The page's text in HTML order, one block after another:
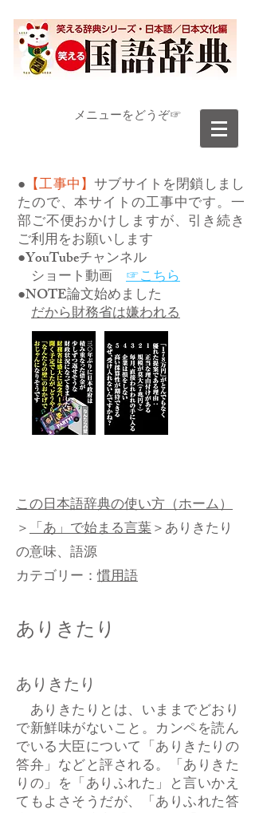
​メニューをどうぞ☞
● 【工事中】サブサイトを閉鎖しまし
たので、本サイトの工事中です。一
部ご不便おかけしますが、引き続き
ご利用をお願いします
●YouTubeチャンネル
ショート動画 ☞こちら
●NOTE論文始めました
だから財務省は嫌われる
この日本語辞典の使い方（ホーム）
＞「あ」で始まる言葉＞ありきたり
の意味、語源
カテゴリー：慣用語
ありきたり
ありきたり
ありきたりとは、いままでどおり
で新鮮味がないこと。カンペを読ん
でいる大臣について「ありきたりの
答弁」などと評される。「ありきた
りの」を「ありふれた」と言いかえ
てもよさそうだが、「ありふれた答